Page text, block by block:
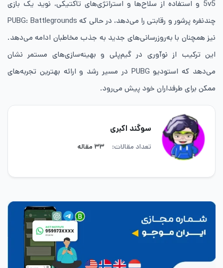
5v5 و استفاده از سلاح‌ها و استراتژی‌های تاکتیکی، نوید یک بازی
چندنفره پرشور و رقابتی را می‌دهد، در حالی که PUBG: Battlegrounds
نیز همچنان با به‌روزرسانی‌های جدید به جذب مخاطبان ادامه می‌دهد.
این ترکیب از نوآوری در گیم‌پلی و بهینه‌سازی‌های مستمر نشان
می‌دهد که استودیو PUBG در مسیر رشد و ارائه بهترین تجربه‌های
ممکن برای طرفداران خود پیش می‌رود.
سوگند اکبری
تعداد مقالات: ۳۳ مقاله